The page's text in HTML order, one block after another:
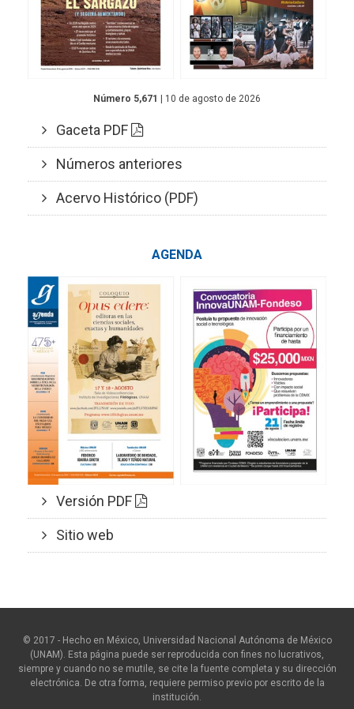
Número 5,671 | 10 de agosto de 2026
Gaceta PDF
Números anteriores
Acervo Histórico (PDF)
AGENDA
Versión PDF
Sitio web
© 2017 - Hecho en México, Universidad Nacional Autónoma de México
(UNAM). Esta página puede ser reproducida con fines no lucrativos,
siempre y cuando no se mutile, se cite la fuente completa y su dirección
electrónica. De otra forma, requiere permiso previo por escrito de la
institución.